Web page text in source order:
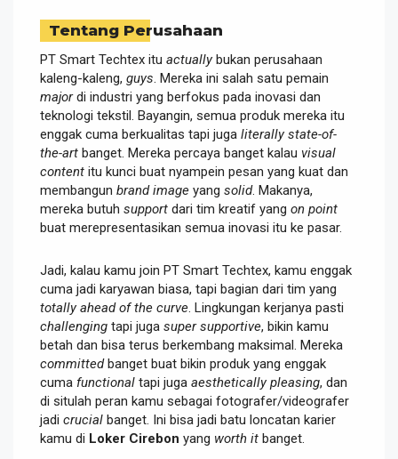
Tentang Perusahaan
PT Smart Techtex itu actuallybukan perusahaan
kaleng-kaleng, guys . Mereka ini salah satu pemain
majordi industri yang berfokus pada inovasi dan
teknologi tekstil. Bayangin, semua produk mereka itu
enggak cuma berkualitas tapi juga literally state-of-
the-art banget. Mereka percaya banget kalau visual
content itu kunci buat nyampein pesan yang kuat dan
membangun brand image yang solid. Makanya,
mereka butuh support dari tim kreatif yang on point
buat merepresentasikan semua inovasi itu ke pasar.
Jadi, kalau kamu join PT Smart Techtex, kamu enggak
cuma jadi karyawan biasa, tapi bagian dari tim yang
totally ahead of the curve . Lingkungan kerjanya pasti
challenging tapi juga super supportive, bikin kamu
betah dan bisa terus berkembang maksimal. Mereka
committedbanget buat bikin produk yang enggak
cuma functional tapi juga aesthetically pleasing, dan
di situlah peran kamu sebagai fotografer/videografer
jadi crucial banget. Ini bisa jadi batu loncatan karier
kamu di Loker Cirebon yang worth it banget.